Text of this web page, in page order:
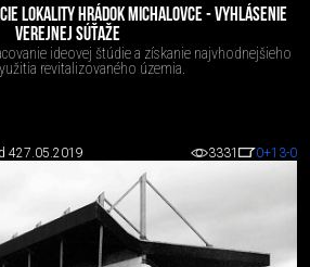
LOKALITY HRÁDOK MICHALOVCE - VYHLÁSENIE
VEREJNEJ SÚŤAŽE
ideovej štúdie a získanie najvhodnejšieho
revitalizovaného územia.
427.05.2019 3331 0+13-0